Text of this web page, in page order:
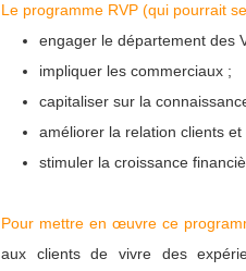
Le programme RVP (qui pourrait
engager le département des
impliquer les commerciaux ;
capitaliser sur la
améliorer la relation clients et
stimuler la croissance
Pour mettre en œuvre ce
aux clients de vivre des